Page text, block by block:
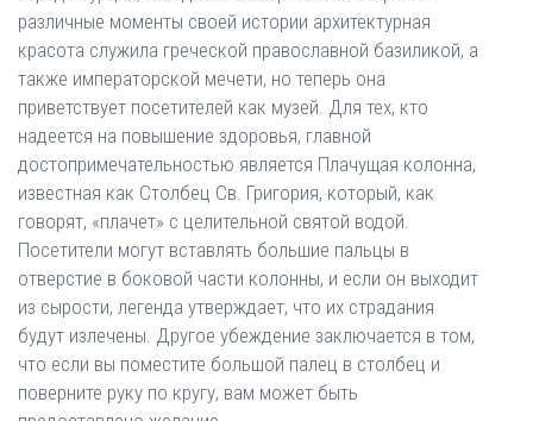
различные моменты своей истории архитектурная
красота служила греческой православной базиликой, а
также императорской мечети, но теперь она
приветствует посетителей как музей. Для тех, кто
надеется на повышение здоровья, главной
достопримечательностью является Плачущая колонна,
известная как Столбец Св. Григория, который, как
говорят, «плачет» с целительной святой водой.
Посетители могут вставлять большие пальцы в
отверстие в боковой части колонны, и если он выходит
из сырости, легенда утверждает, что их страдания
будут излечены. Другое убеждение заключается в том,
что если вы поместите большой палец в столбец и
поверните руку по кругу, вам может быть